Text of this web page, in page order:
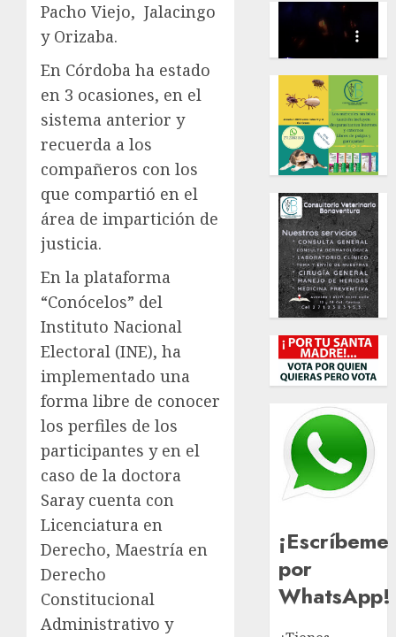
Pacho Viejo, Jalacingo
y Orizaba.
En Córdoba ha estado
en 3 ocasiones, en el
sistema anterior y
recuerda a los
compañeros con los
que compartió en el
área de impartición de
justicia.
En la plataforma
“Conócelos” del
Instituto Nacional
Electoral (INE), ha
implementado una
forma libre de conocer
los perfiles de los
participantes y en el
caso de la doctora
Saray cuenta con
Licenciatura en
Derecho, Maestría en
Derecho
Constitucional
Administrativo y
¡Escríbeme
por
WhatsApp!